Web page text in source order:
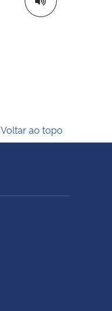
Voltar ao topo